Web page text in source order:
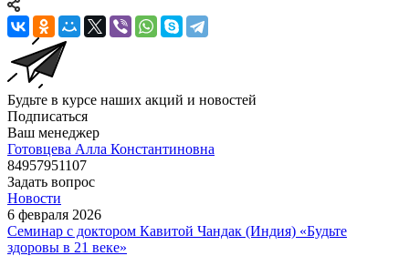
Будьте в курсе наших акций и новостей
Подписаться
Ваш менеджер
Готовцева Алла Константиновна
84957951107
Задать вопрос
Новости
6 февраля 2026
Семинар с доктором Кавитой Чандак (Индия) «Будьте
здоровы в 21 веке»